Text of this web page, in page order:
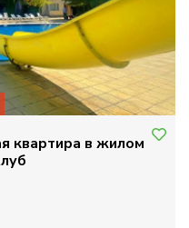
квартира в жилом